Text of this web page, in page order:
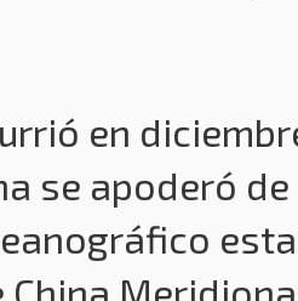
en
se apoderó
China